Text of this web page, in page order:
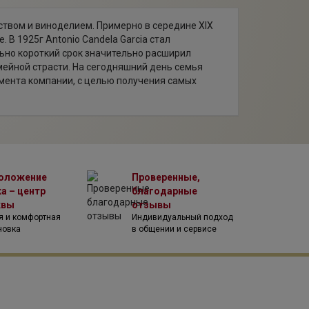
и виноделием. Примерно в середине XIX
1925г Antonio Candela Garcia стал
короткий срок значительно расширил
страсти. На сегодняшний день семья
компании, с целью получения самых
предприятием региона. Курс на производство
что их вина имеют прямую связь с землей,
хозяйства происходят с участков Сampo
выращиваются на землях Campo Abajo, на
– центр
и комфортная
Проверенные,
благодарные
отзывы
Индивидуальный подход
в общении и сервисе